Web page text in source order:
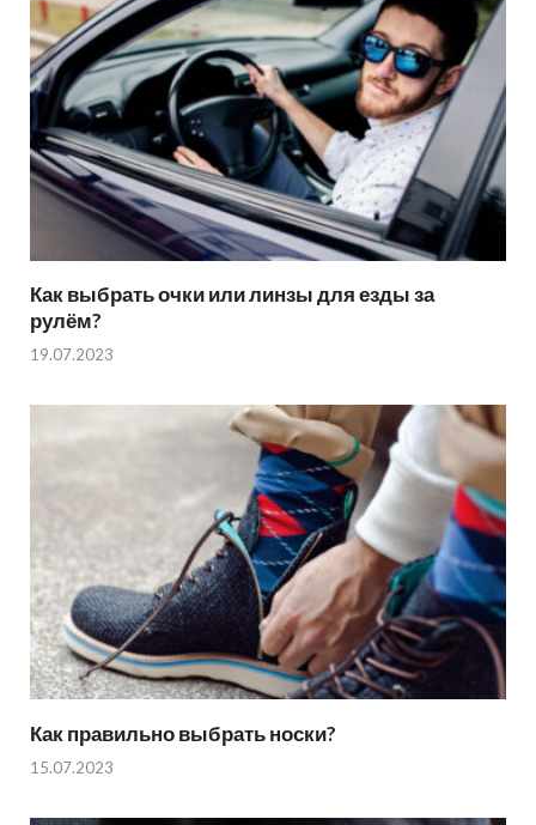
Как выбрать очки или линзы для езды за
рулём?
19.07.2023
Как правильно выбрать носки?
15.07.2023